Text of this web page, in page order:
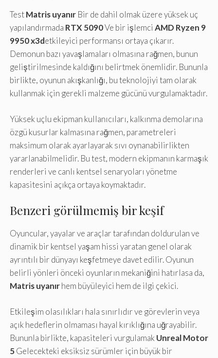
TestMatris uyanır Bir de dahil olmak üzere yüksek uç
yapılandırmada RTX 5090Ve bir işlemci AMD Ryzen 9
9950 x3detkileyici performansı ortaya çıkarır.
Demonun bazı yavaşlamaları olmasına rağmen, bunun
geliştirilmesinde kaldığını belirtmek önemlidir. Bununla
birlikte, oyunun akışkanlığı, bu teknolojiyi tam olarak
kullanmak için gerekli malzeme gücünü vurgulamaktadır.
Yüksek uçlu ekipman kullanıcıları, kalkınma demolarına
özgü kusurlar kalmasına rağmen, parametreleri
maksimum olarak ayarlayarak sıvı oynanabilirlikten
yararlanabilmelidir. Bu test, modern ekipmanın karmaşık
renderleri ve canlı kentsel senaryoları yönetme
kapasitesini açıkça ortaya koymaktadır.
Benzeri görülmemiş bir keşif
Oyuncular, yayalar ve araçlar tarafından doldurulan ve
dinamik bir kentsel yaşam hissi yaratan genel olarak
ayrıntılı bir dünyayı keşfetmeye davet edilir. Oyunun
belirli yönleri önceki oyunların mekaniğini hatırlasa da,
Matris uyanırhem büyüleyici hem de ilgi çekici.
Etkileşim olasılıkları hala sınırlıdır ve görevlerin veya
açık hedeflerin olmaması hayal kırıklığına uğrayabilir.
Bununla birlikte, kapasiteleri vurgulamak Unreal Motor
5Gelecekteki eksiksiz sürümler için büyük bir